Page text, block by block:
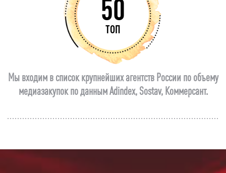
50
ТОП
Мы входим в список крупнейших агентств России по объему
медиазакупок по данным Adindex, Sostav, Коммерсант.